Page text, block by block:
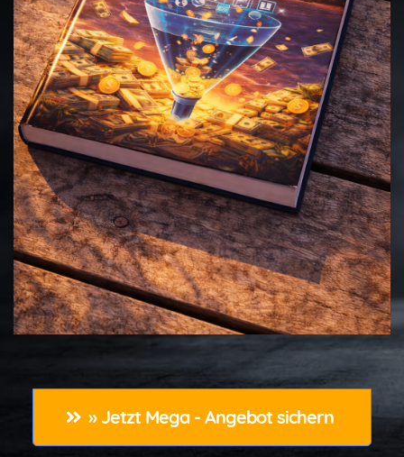
» Jetzt Mega - Angebot sichern